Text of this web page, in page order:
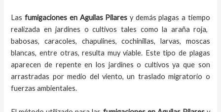
Las fumigaciones en Aguilas Pilares y demás plagas a tiempo
realizada en jardines o cultivos tales como la araña roja,
babosas, caracoles, chapulines, cochinillas, larvas, moscas
blancas, entre otras, resulta muy viable. Este tipo de plagas
aparecen de repente en los jardines o cultivos ya que son
arrastradas por medio del viento, un traslado migratorio o
fuerzas ambientales.